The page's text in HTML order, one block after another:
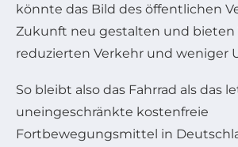
könnte das Bild des öffentlichen
Zukunft neu gestalten und bieten
reduzierten Verkehr und weniger
So bleibt also das Fahrrad als das
uneingeschränkte kostenfreie
Fortbewegungsmittel in